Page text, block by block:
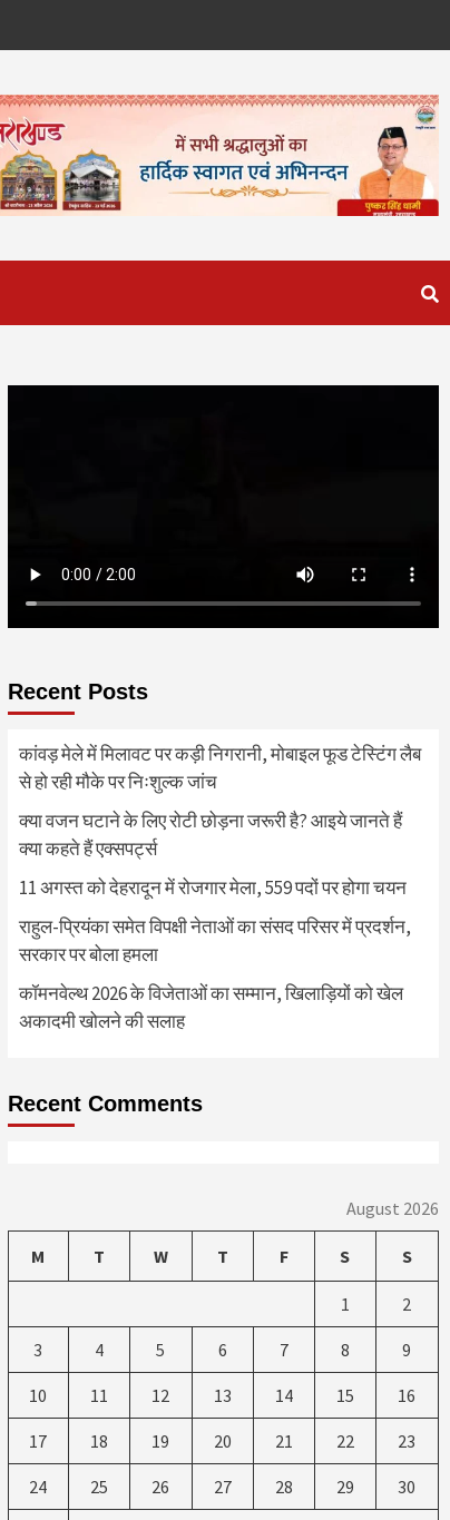
Recent Posts
कांवड़ मेले में मिलावट पर कड़ी निगरानी, मोबाइल फूड टेस्टिंग लैब
से हो रही मौके पर निःशुल्क जांच
क्या वजन घटाने के लिए रोटी छोड़ना जरूरी है? आइये जानते हैं
क्या कहते हैं एक्सपर्ट्स
11 अगस्त को देहरादून में रोजगार मेला, 559 पदों पर होगा चयन
राहुल-प्रियंका समेत विपक्षी नेताओं का संसद परिसर में प्रदर्शन,
सरकार पर बोला हमला
कॉमनवेल्थ 2026 के विजेताओं का सम्मान, खिलाड़ियों को खेल
अकादमी खोलने की सलाह
Recent Comments
August 2026
M T W T F S S
1 2
3 4 5 6 7 8 9
10 11 12 13 14 15 16
17 18 19 20 21 22 23
24 25 26 27 28 29 30